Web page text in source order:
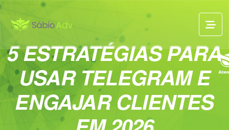
5 ESTRATÉGIAS PARA
USAR TELEGRAM E
ENGAJAR CLIENTES